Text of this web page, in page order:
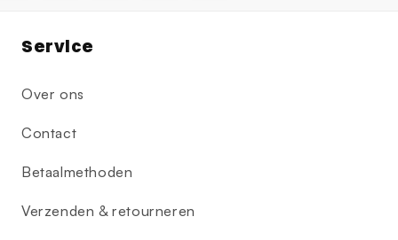
Service
Over ons
Contact
Betaalmethoden
Verzenden & retourneren